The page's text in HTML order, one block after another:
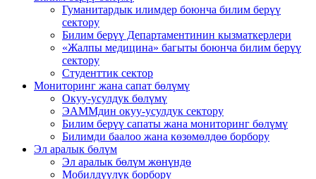
Гуманитардык илимдер боюнча билим берүү
сектору
Билим берүү Департаментинин кызматкерлери
«Жалпы медицина» багыты боюнча билим берүү
сектору
Студенттик сектор
Мониторинг жана сапат бөлүмү
Окуу-усулдук бөлүмү
ЭАММдин окуу-усулдук сектору
Билим берүү сапаты жана мониторинг бөлүмү
Билимди баалоо жана көзөмөлдөө борбору
Эл аралык бөлүм
Эл аралык бөлүм жөнүндө
Мобилдүүлүк борбору